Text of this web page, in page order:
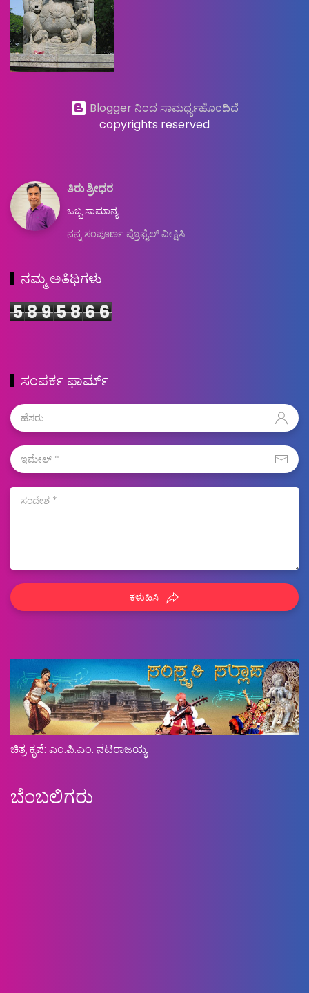
Blogger ನಿಂದ ಸಾಮರ್ಥ್ಯಹೊಂದಿದೆ
copyrights reserved
ತಿರು ಶ್ರೀಧರ
ಒಬ್ಬ ಸಾಮಾನ್ಯ.
ನನ್ನ ಸಂಪೂರ್ಣ ಪ್ರೊಫೈಲ್ ವೀಕ್ಷಿಸಿ
ನಮ್ಮ ಅತಿಥಿಗಳು
5895866
ಸಂಪರ್ಕ ಫಾರ್ಮ್
ಕಳುಹಿಸಿ
ಚಿತ್ರ ಕೃಪೆ: ಎಂ.ಪಿ.ಎಂ. ನಟರಾಜಯ್ಯ
ಬೆಂಬಲಿಗರು